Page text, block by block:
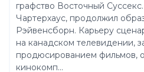
графство Восточный
Чартерхаус, продолжил
Рэйвенсборн. Карьеру
на канадском телевидении,
продюсированием фильмов,
кинокомп...